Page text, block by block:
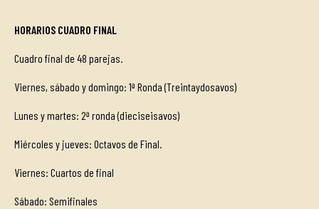
HORARIOS CUADRO FINAL
Cuadro final de 48 parejas.
Viernes, sábado y domingo: 1ª Ronda (Treintaydosavos)
Lunes y martes: 2ª ronda (dieciseisavos)
Miércoles y jueves: Octavos de Final.
Viernes: Cuartos de final
Sábado: Semifinales